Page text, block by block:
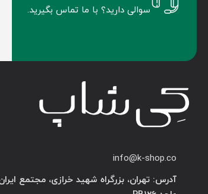
سوالی دارید؟ با ما تماس بگیرید.
info@k-shop.co